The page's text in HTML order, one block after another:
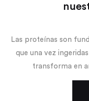
Las proteínas son
que una vez
transforma en